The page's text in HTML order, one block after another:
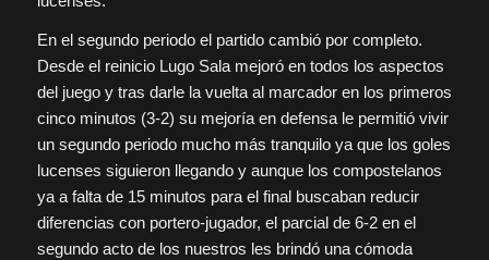
En el segundo periodo el partido cambió por completo.
Desde el reinicio Lugo Sala mejoró en todos los aspectos
del juego y tras darle la vuelta al marcador en los primeros
cinco minutos (3-2) su mejoría en defensa le permitió vivir
un segundo periodo mucho más tranquilo ya que los goles
lucenses siguieron llegando y aunque los compostelanos
ya a falta de 15 minutos para el final buscaban reducir
diferencias con portero-jugador, el parcial de 6-2 en el
segundo acto de los nuestros les brindó una cómoda